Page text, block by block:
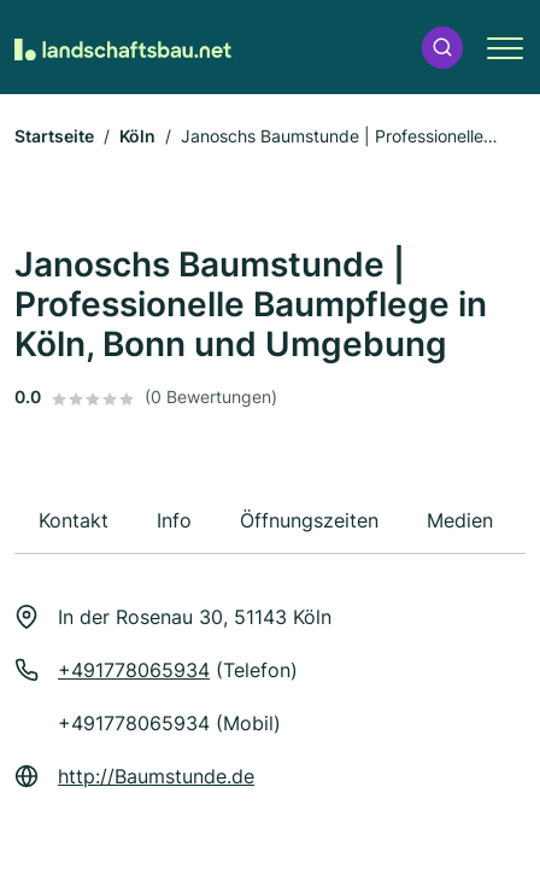
Startseite Köln
Janoschs Baumstunde | Professionelle
Janoschs Baumstunde |
Professionelle Baumpflege in
Köln, Bonn und Umgebung
0.0 (0 Bewertungen)
Kontakt Info Öffnungszeiten Medien
In der Rosenau 30, 51143 Köln
+491778065934 (Telefon)
+491778065934 (Mobil)
http://Baumstunde.de